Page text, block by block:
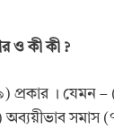
ও কী কী ?
প্রকার । যেমন –
সমাস